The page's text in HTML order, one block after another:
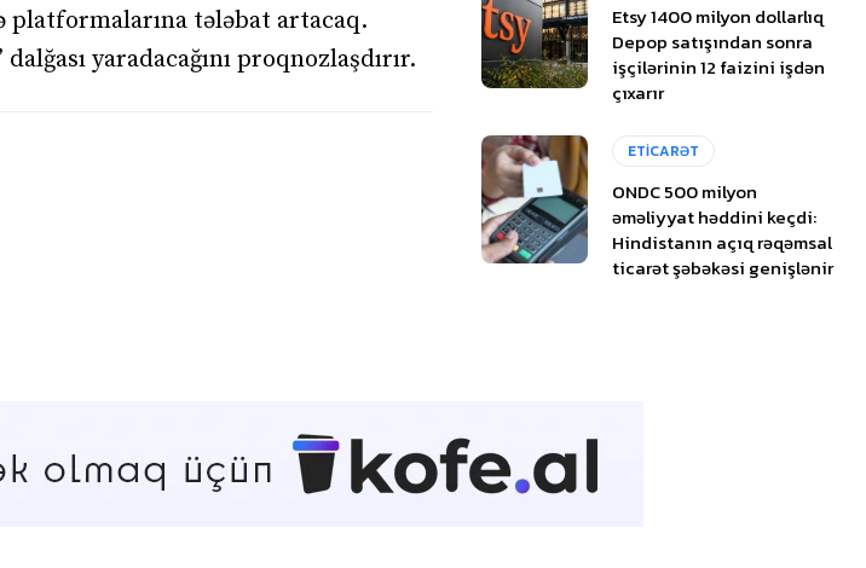
platformalarına tələbat artacaq.
yaradacağını proqnozlaşdırır.
Etsy 1400 milyon dollarlıq
Depop satışından sonra
işçilərinin 12 faizini işdən
çıxarır
ETİCARƏT
ONDC 500 milyon
əməliyyat həddini keçdi:
Hindistanın açıq rəqəmsal
ticarət şəbəkəsi genişlənir